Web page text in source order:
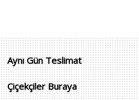
Aynı Gün Teslimat
Çiçekçiler Buraya